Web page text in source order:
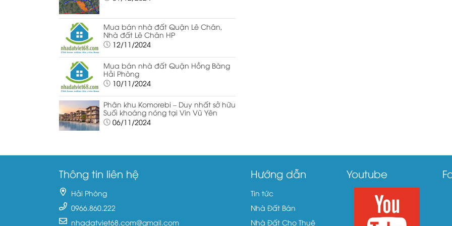
Mua bán nhà đất Quận Lê Chân,
Nhà đất Lê Chân HP
12/11/2024
Mua bán nhà đất Quận Hồng Bàng
Hải Phòng
10/11/2024
Phân khu Komorebi – Duy nhất sở hữu
Suối khoáng nóng tại Vin Vũ Yên
06/11/2024
Thông tin liên hệ
Hải Phòng
0966.860.222
nhadatviet68.com@gmail.com
Hướng dẫn
Tin tức
Nhà Đất Bán
Nhà Đất Cho Thuê
Youtube